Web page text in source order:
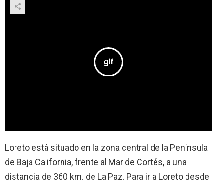
Loreto está situado en la zona central de la Península
de Baja California, frente al Mar de Cortés, a una
distancia de 360 km. de La Paz. Para ir a Loreto desde